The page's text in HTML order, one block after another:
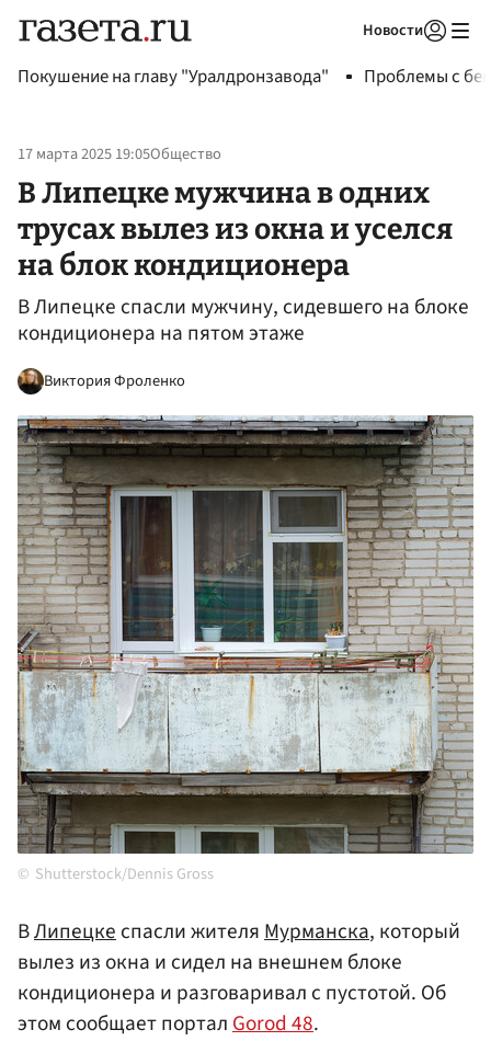
Новости
Покушение на главу "Уралдронзавода" Проблемы с
17 марта 2025 19:05Общество
В Липецке мужчина в одних
трусах вылез из окна и уселся
на блок кондиционера
В Липецке спасли мужчину, сидевшего на блоке
кондиционера на пятом этаже
Виктория Фроленко
Shutterstock/Dennis Gross
ВЛипецкеспасли жителяМурманска, который
вылез из окна и сидел на внешнем блоке
кондиционера и разговаривал с пустотой. Об
этом сообщает порталGorod 48.